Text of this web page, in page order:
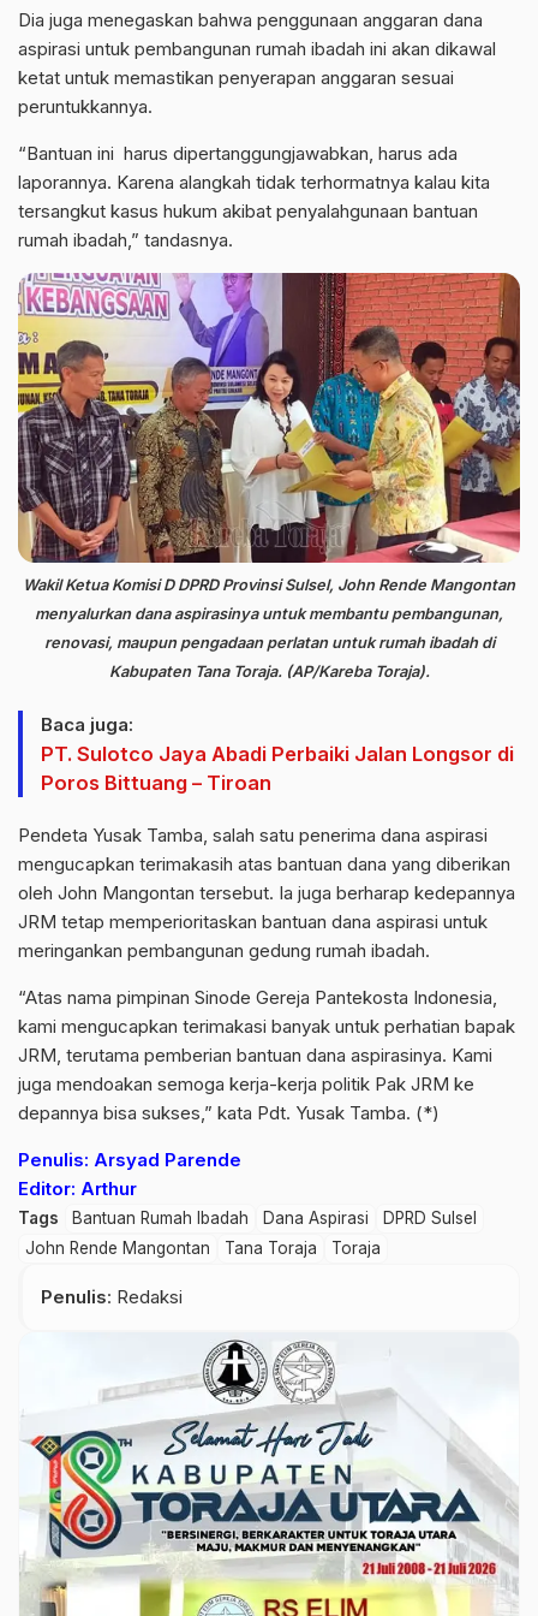
Dia juga menegaskan bahwa penggunaan anggaran dana
aspirasi untuk pembangunan rumah ibadah ini akan dikawal
ketat untuk memastikan penyerapan anggaran sesuai
peruntukkannya.
“Bantuan ini harus dipertanggungjawabkan, harus ada
laporannya. Karena alangkah tidak terhormatnya kalau kita
tersangkut kasus hukum akibat penyalahgunaan bantuan
rumah ibadah,” tandasnya.
Wakil Ketua Komisi D DPRD Provinsi Sulsel, John Rende Mangontan
menyalurkan dana aspirasinya untuk membantu pembangunan,
renovasi, maupun pengadaan perlatan untuk rumah ibadah di
Kabupaten Tana Toraja. (AP/Kareba Toraja).
Baca juga:
PT. Sulotco Jaya Abadi Perbaiki Jalan Longsor di
Poros Bittuang – Tiroan
Pendeta Yusak Tamba, salah satu penerima dana aspirasi
mengucapkan terimakasih atas bantuan dana yang diberikan
oleh John Mangontan tersebut. Ia juga berharap kedepannya
JRM tetap memperioritaskan bantuan dana aspirasi untuk
meringankan pembangunan gedung rumah ibadah.
“Atas nama pimpinan Sinode Gereja Pantekosta Indonesia,
kami mengucapkan terimakasi banyak untuk perhatian bapak
JRM, terutama pemberian bantuan dana aspirasinya. Kami
juga mendoakan semoga kerja-kerja politik Pak JRM ke
depannya bisa sukses,” kata Pdt. Yusak Tamba. (*)
Penulis: Arsyad Parende
Editor: Arthur
Tags Bantuan Rumah Ibadah Dana Aspirasi
DPRD Sulsel
John Rende Mangontan
Tana Toraja Toraja
Penulis: Redaksi